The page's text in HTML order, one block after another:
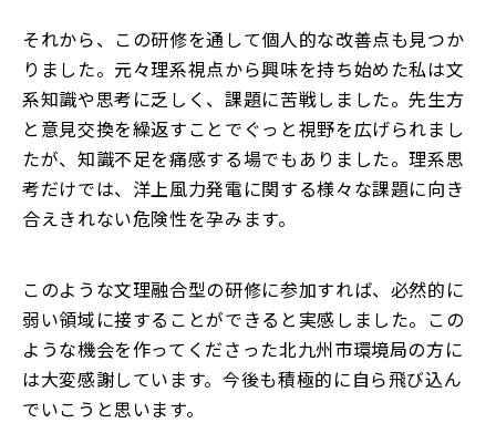
それから、この研修を通して個人的な改善点も見つか
りました。元々理系視点から興味を持ち始めた私は文
系知識や思考に乏しく、課題に苦戦しました。先生方
と意見交換を繰返すことでぐっと視野を広げられまし
たが、知識不足を痛感する場でもありました。理系思
考だけでは、洋上風力発電に関する様々な課題に向き
合えきれない危険性を孕みます。
このような文理融合型の研修に参加すれば、必然的に
弱い領域に接することができると実感しました。この
ような機会を作ってくださった北九州市環境局の方に
は大変感謝しています。今後も積極的に自ら飛び込ん
でいこうと思います。